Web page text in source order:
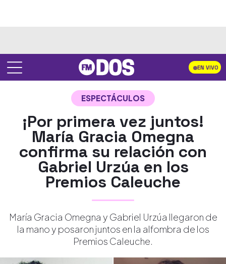
EN VIVO
ESPECTÁCULOS
¡Por primera vez juntos!
María Gracia Omegna
confirma su relación con
Gabriel Urzúa en los
Premios Caleuche
María Gracia Omegna y Gabriel Urzúa llegaron de
la mano y posaron juntos en la alfombra de los
Premios Caleuche.